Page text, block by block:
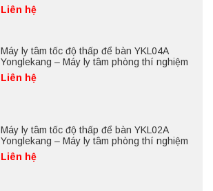
Liên hệ
Máy ly tâm tốc độ thấp để bàn YKL04A
Yonglekang – Máy ly tâm phòng thí nghiệm
Liên hệ
Máy ly tâm tốc độ thấp để bàn YKL02A
Yonglekang – Máy ly tâm phòng thí nghiệm
Liên hệ